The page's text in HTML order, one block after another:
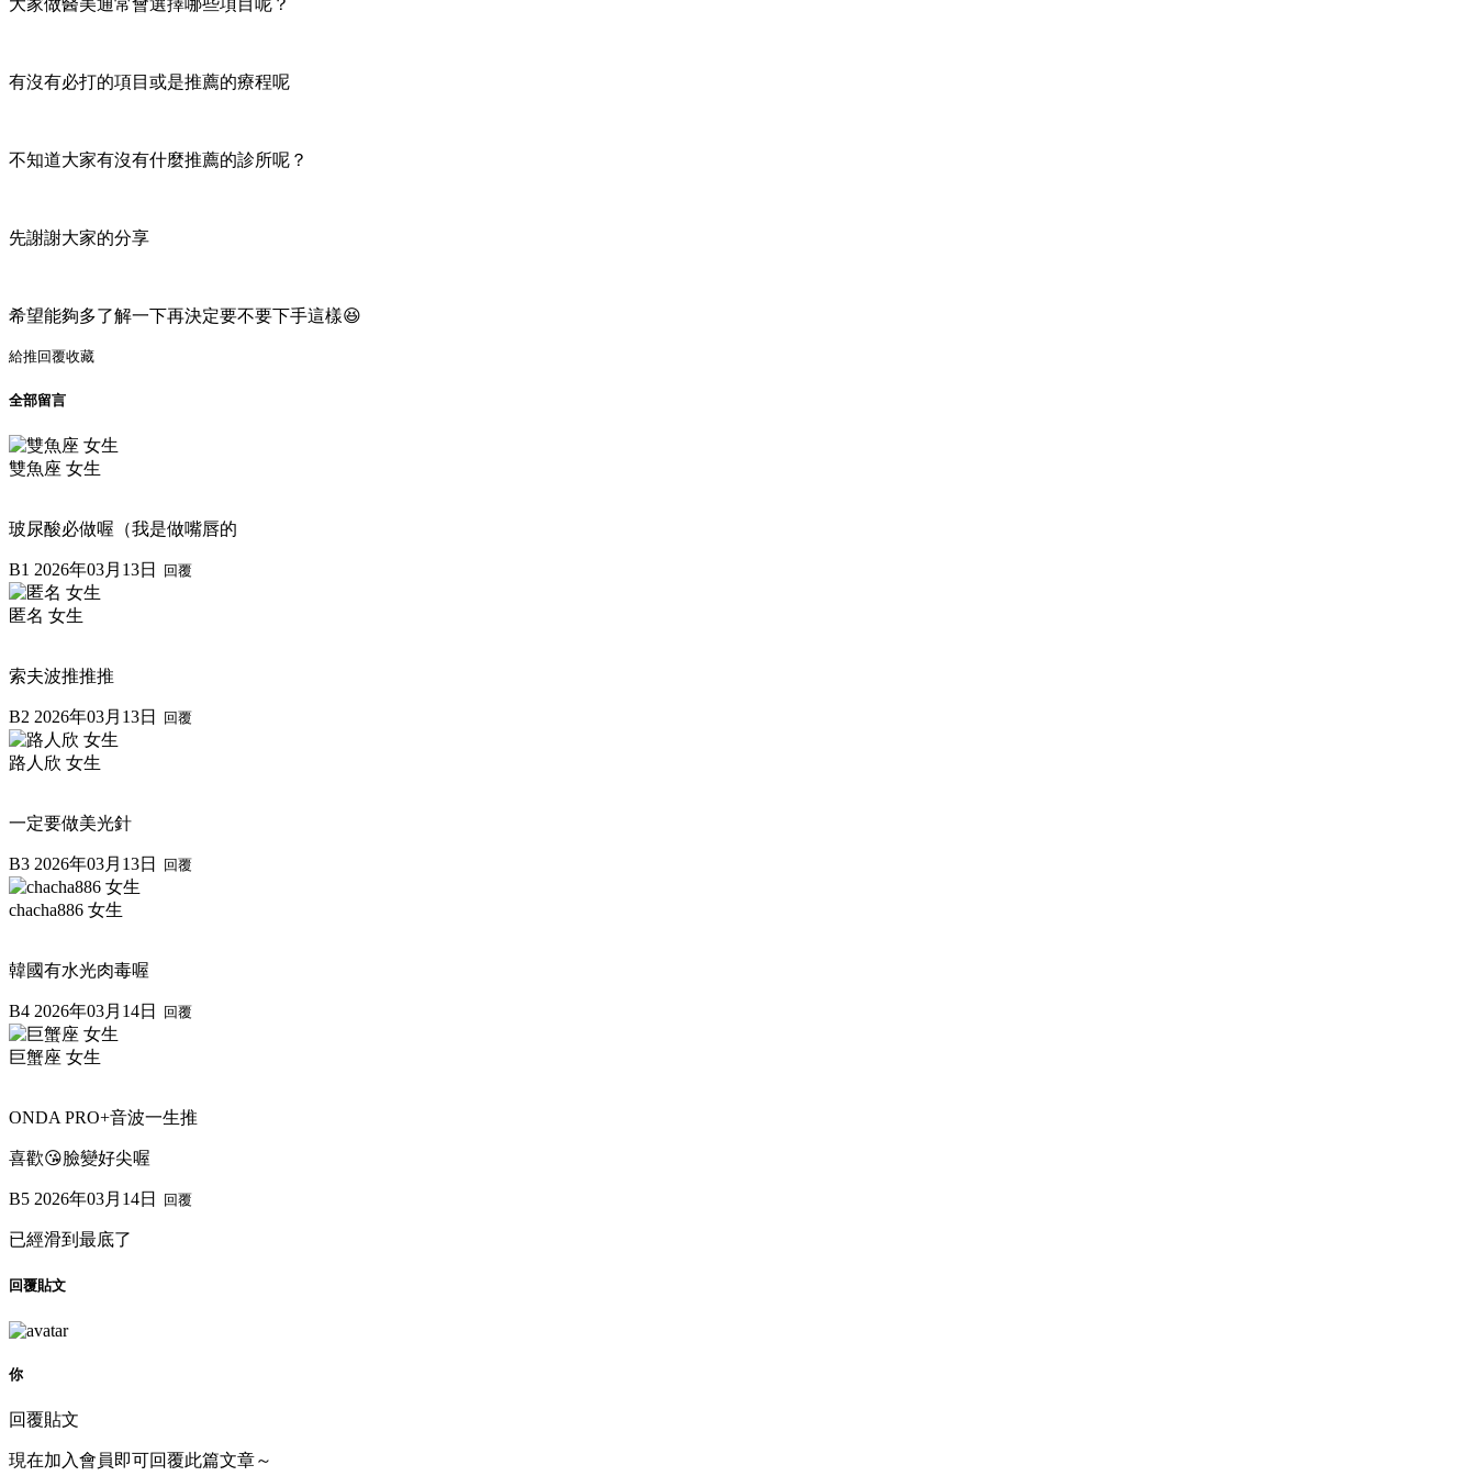
有沒有必打的項目或是推薦的療程呢
不知道大家有沒有什麼推薦的診所呢？
先謝謝大家的分享
希望能夠多了解一下再決定要不要下手這樣😆
給推回覆收藏
全部留言
雙魚座 女生
玻尿酸必做喔（我是做嘴唇的
B1 2026年03月13日 回覆
匿名 女生
索夫波推推推
B2 2026年03月13日 回覆
路人欣 女生
一定要做美光針
B3 2026年03月13日 回覆
chacha886 女生
韓國有水光肉毒喔
B4 2026年03月14日 回覆
巨蟹座 女生
ONDA PRO+音波一生推
喜歡😘臉變好尖喔
B5 2026年03月14日 回覆
已經滑到最底了
回覆貼文
你
回覆貼文
現在加入會員即可回覆此篇文章～